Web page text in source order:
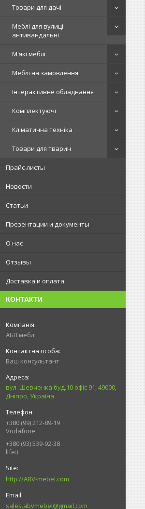
Товари для дачі
Меблі для вулиці
антивандальні
М'які меблі
Меблі на замовлення
Інтерактивне обладнання
Комплектуючі
Кліматична техніка
Товари для тварин
Прайс-листы
Новости
Статьи
Презентации и документы
О нас
Отзывы
Доставка и оплата
КОНТАКТИ
АБВ меблі
Ваш консультант
вул. Шевченка буд.10 офіс 91, 49000,
Дніпро, Україна
+380 (99) 212-89-19
Vodafone
+380 (93) 539-92-38
life:)
http://ABV-mebel.com
sales.abvmebel@gmail.com